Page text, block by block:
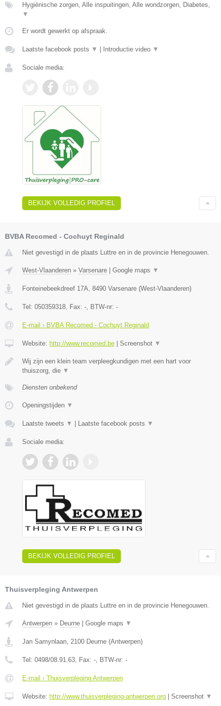
Hygiënische zorgen, Alle inspuitingen, Alle wondzorgen, Diabetes,
▼
Er wordt gewerkt op afspraak.
Laatste facebook posts ▼ | Introductie video ▼
Sociale media:
BEKIJK VOLLEDIG PROFIEL
BVBA Recomed - Cochuyt Reginald
Niet gevestigd in de plaats Luttre en in de provincie Henegouwen.
West-Vlaanderen » Varsenare | Google maps ▼
Fonteinebeekdreef 17A 8490 Varsenare (West-Vlaanderen)
Tel: 050359318 , Fax: - , BTW-nr: -
E-mail › BVBA Recomed - Cochuyt Reginald
Website: http://www.recomed.be | Screenshot ▼
Wij zijn een klein team verpleegkundigen met een hart voor
thuiszorg, die ▼
Diensten onbekend
Openingstijden ▼
Laatste tweets ▼ | Laatste facebook posts ▼
Sociale media:
BEKIJK VOLLEDIG PROFIEL
Thuisverpleging Antwerpen
Niet gevestigd in de plaats Luttre en in de provincie Henegouwen.
Antwerpen » Deurne | Google maps ▼
Jan Samynlaan 2100 Deurne (Antwerpen)
Tel: 0498/08.91.63 , Fax: - , BTW-nr: -
E-mail › Thuisverpleging Antwerpen
Website: http://www.thuisverpleging-antwerpen.org | Screenshot ▼